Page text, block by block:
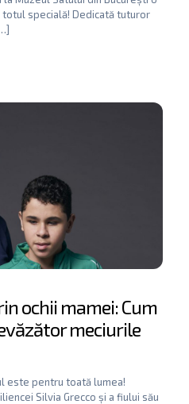
specială! Dedicată tuturor
ochii mamei: Cum
meciurile
este pentru toată lumea!
Silvia Grecco și a fiului său